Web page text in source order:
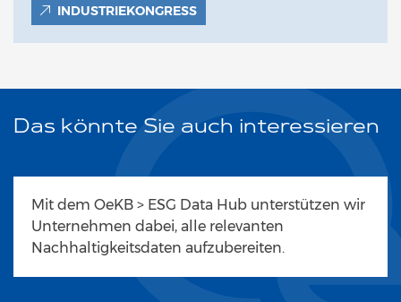
INDUSTRIEKONGRESS
Das könnte Sie auch interessieren
Mit dem OeKB > ESG Data Hub unterstützen wir
Unternehmen dabei, alle relevanten
Nachhaltigkeitsdaten aufzubereiten.